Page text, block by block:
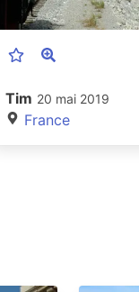
Tim 20 mai 2019
France